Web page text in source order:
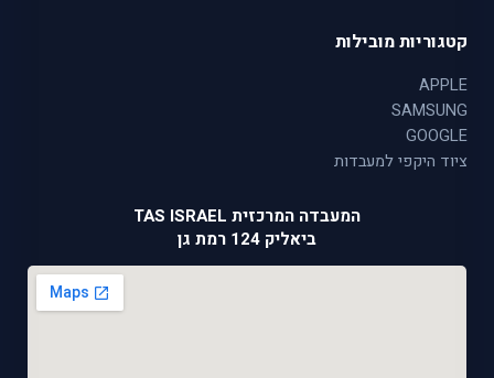
קטגוריות מובילות
APPLE
SAMSUNG
GOOGLE
ציוד היקפי למעבדות
המעבדה המרכזית TAS ISRAEL
ביאליק 124 רמת גן